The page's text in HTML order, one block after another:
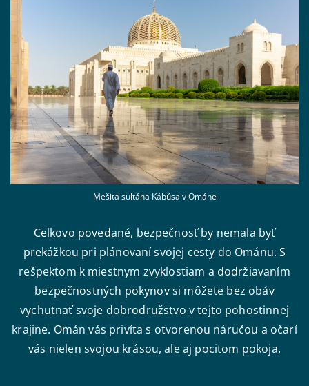
Mešita sultána Kábúsa v Ománe
Celkovo povedané, bezpečnosť by nemala byť
prekážkou pri plánovaní svojej cesty do Ománu. S
rešpektom k miestnym zvyklostiam a dodržiavaním
bezpečnostných pokynov si môžete bez obáv
vychutnať svoje dobrodružstvo v tejto pohostinnej
krajine. Omán vás privíta s otvorenou náručou a očarí
vás nielen svojou krásou, ale aj pocitom pokoja.